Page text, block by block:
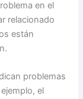
en el
relacionado
están
problemas
el